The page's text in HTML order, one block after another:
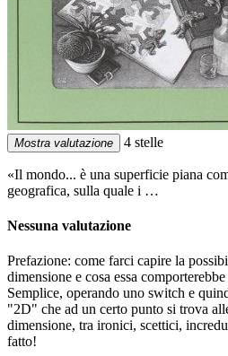
Mostra valutazione 4 stelle
«Il mondo... è una superficie piana
geografica, sulla quale i …
Nessuna valutazione
Prefazione: come farci capire la
dimensione e cosa essa
Semplice, operando uno switch e
"2D" che ad un certo punto si trova
dimensione, tra ironici, scettici,
fatto!